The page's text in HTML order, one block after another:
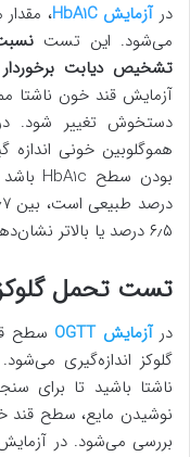
درآزمایش HbA1C
،
می‌شود. این تست
تشخیص دیابت
آزمایش قند خون ناشتا
هموگلوبین خونی اندازه
۶٫۵ درصد یا بالاتر نشان‌دهنده دیابت است.
تست تحمل
درآزمایش OGTT
سطح
گلوکز اندازه‌گیری
ناشتا باشید تا برای